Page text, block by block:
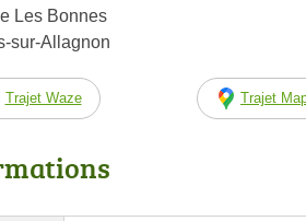
Les Bonnes
sur-Allagnon
Trajet Waze Trajet